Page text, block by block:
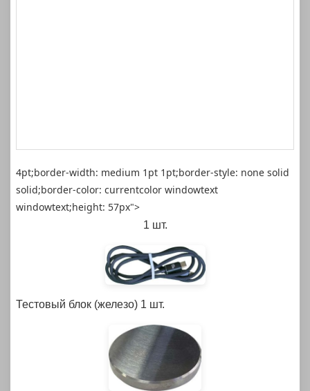
4pt;border-width: medium 1pt 1pt;border-style: none solid
solid;border-color: currentcolor windowtext
windowtext;height: 57px">
1 шт.
Тестовый блок (железо) 1 шт.